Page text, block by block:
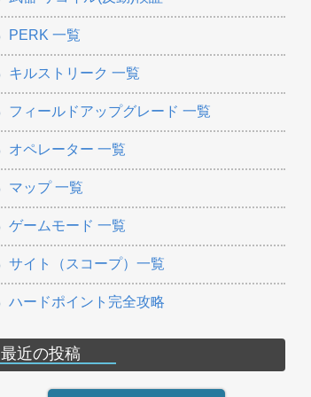
PERK 一覧
キルストリーク 一覧
フィールドアップグレード 一覧
オペレーター 一覧
マップ 一覧
ゲームモード 一覧
サイト（スコープ）一覧
ハードポイント完全攻略
最近の投稿